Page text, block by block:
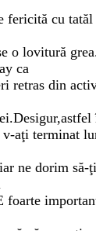
fericită cu
o lovitură
ca
retras din
aţi terminat
ne dorim să-
foarte